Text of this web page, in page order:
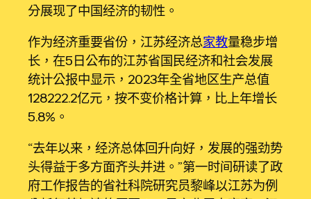
分展现了中国经济的韧性。
作为经济重要省份，江苏经济总家教量稳步增
长，在5日公布的江苏省国民经济和社会发展
统计公报中显示，2023年全省地区生产总值
128222.2亿元，按不变价格计算，比上年增长
5.8%。
“去年以来，经济总体回升向好，发展的强劲势
头得益于多方面齐头并进。”第一时间研读了政
府工作报告的省社科院研究员黎峰以江苏为例